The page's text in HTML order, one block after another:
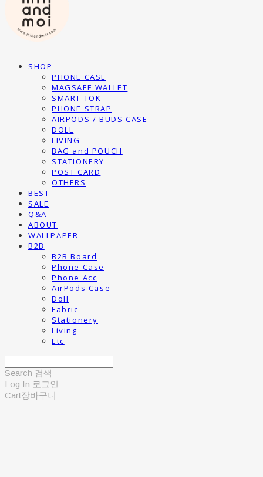
SHOP
PHONE CASE
MAGSAFE WALLET
SMART TOK
PHONE STRAP
AIRPODS / BUDS CASE
DOLL
LIVING
BAG and POUCH
STATIONERY
POST CARD
OTHERS
BEST
SALE
Q&A
ABOUT
WALLPAPER
B2B
B2B Board
Phone Case
Phone Acc
AirPods Case
Doll
Fabric
Stationery
Living
Etc
Search 검색
Log In 로그인
Cart장바구니